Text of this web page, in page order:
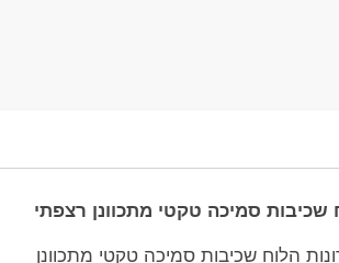
שכיבות סמיכה טקטי מתכוונן רצפתי
הלוח שכיבות סמיכה טקטי מתכוונן